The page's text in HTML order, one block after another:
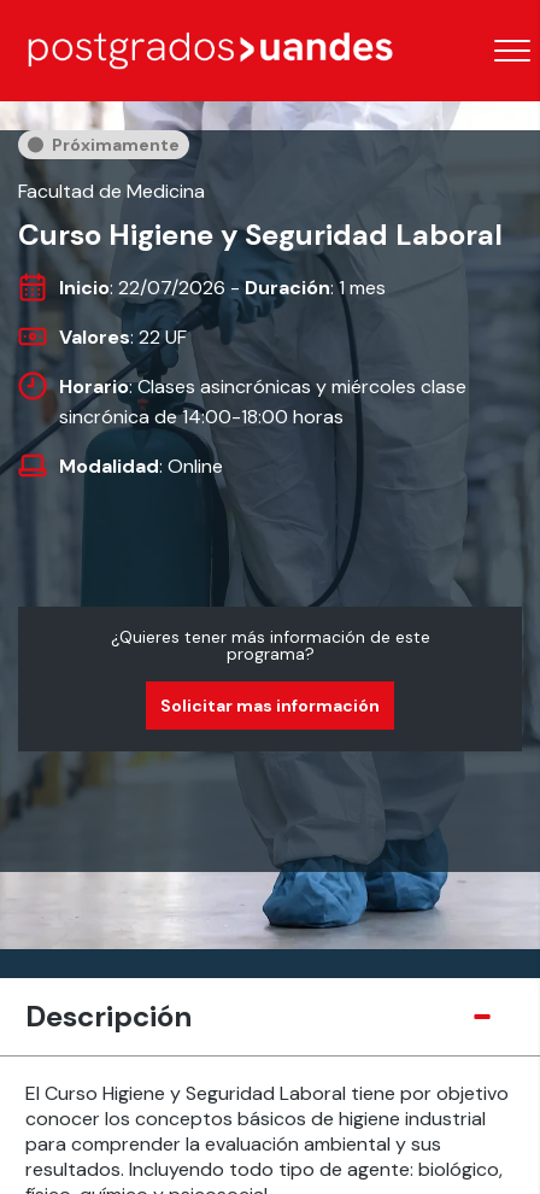
Próximamente
Facultad de Medicina
Curso Higiene y Seguridad Laboral
Inicio: 22/07/2026 -Duración: 1 mes
Valores: 22 UF
Horario: Clases asincrónicas y miércoles clase
sincrónica de 14:00-18:00 horas
Modalidad: Online
¿Quieres tener más información de este
programa?
Solicitar mas información
Descripción
El Curso Higiene y Seguridad Laboral tiene por objetivo
conocer los conceptos básicos de higiene industrial
para comprender la evaluación ambiental y sus
resultados. Incluyendo todo tipo de agente: biológico,